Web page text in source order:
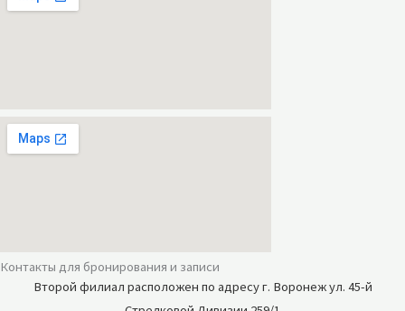
Контакты для бронирования и записи
Второй филиал расположен по адресу г. Воронеж ул. 45-й